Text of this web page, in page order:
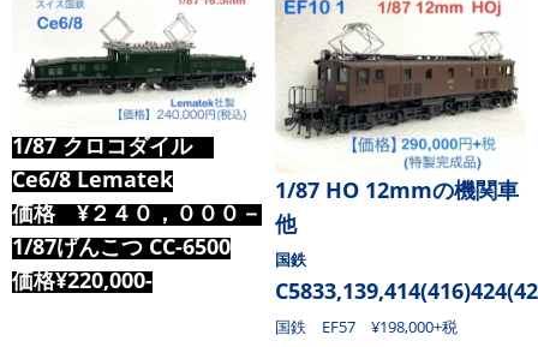
1/87 クロコダイル
Ce6/8 Lematek
価格 ¥２４０，０００－
1/87げんこつ CC-6500
価格¥220,000-
1/87 HO 12mmの機関車
他
国鉄
国鉄 EF57 ¥198,000+税